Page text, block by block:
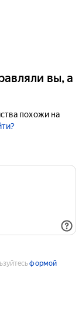
вы, а
похожи на
формой